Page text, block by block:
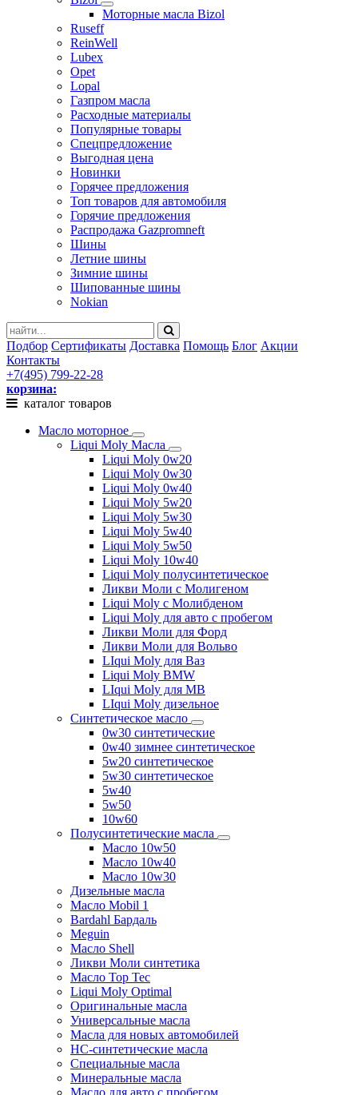
Моторные масла Bizol
Ruseff
ReinWell
Lubex
Opet
Lopal
Газпром масла
Расходные материалы
Популярные товары
Спецпредложение
Выгодная цена
Новинки
Горячее предложения
Топ товаров для автомобиля
Горячие предложения
Распродажа Gazpromneft
Шины
Летние шины
Зимние шины
Шипованные шины
Nokian
Подбор Сертификаты Доставка Помощь Блог Акции
Контакты
+7(495) 799-22-28
корзина:
каталог товаров
Масло моторное
Liqui Moly Масла
Liqui Moly 0w20
Liqui Moly 0w30
Liqui Moly 0w40
Liqui Moly 5w20
Liqui Moly 5w30
Liqui Moly 5w40
Liqui Moly 5w50
Liqui Moly 10w40
Liqui Moly полусинтетическое
Ликви Моли с Молигеном
Liqui Moly с Молибденом
Liqui Moly для авто с пробегом
Ликви Моли для Форд
Ликви Моли для Вольво
LIqui Moly для Ваз
Liqui Moly BMW
LIqui Moly для MB
LIqui Moly дизельное
Синтетическое масло
0w30 синтетические
0w40 зимнее синтетическое
5w20 синтетическое
5w30 синтетическое
5w40
5w50
10w60
Полусинтетические масла
Масло 10w50
Масло 10w40
Масло 10w30
Дизельные масла
Масло Mobil 1
Bardahl Бардаль
Meguin
Масло Shell
Ликви Моли синтетика
Масло Top Tec
Liqui Moly Optimal
Оригинальные масла
Универсальные масла
Масла для новых автомобилей
HC-синтетические масла
Специальные масла
Минеральные масла
Масло для авто с пробегом